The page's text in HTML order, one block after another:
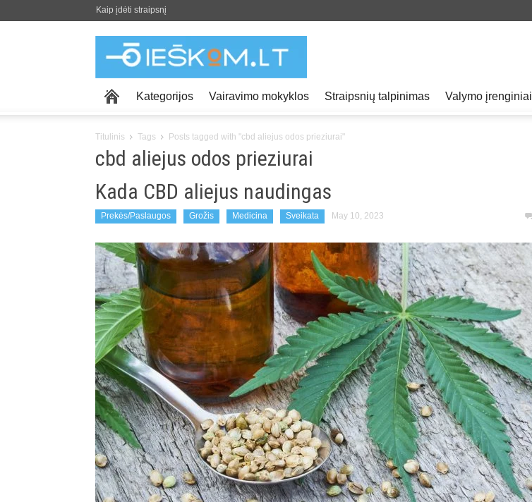
Kaip įdėti straipsnį
Kategorijos Vairavimo mokyklos Straipsnių talpinimas Valymo įrenginiai
Titulinis Tags Posts tagged with "cbd aliejus odos prieziurai"
cbd aliejus odos prieziurai
Kada CBD aliejus naudingas
Prekės/Paslaugos Grožis Medicina Sveikata May 10, 2023